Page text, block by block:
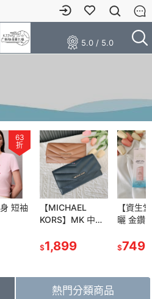
5.0 / 5.0
63
折
短袖
【MICHAEL
KORS】MK 中長
紋 信封 / 山形紋
長夾 皮夾
$1,899
【資生
曬 金鑽
5X版 60ml /
$749
熱門分類商品